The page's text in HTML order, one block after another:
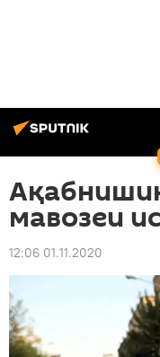
мавозеи
12:06 01.11.2020